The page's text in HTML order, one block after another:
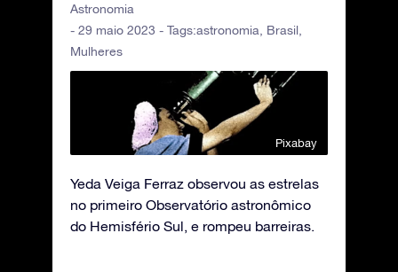
Astronomia
- 29 maio 2023 - Tags:astronomia Brasil
Mulheres
Pixabay
Yeda Veiga Ferraz observou as estrelas
no primeiro Observatório astronômico
do Hemisfério Sul, e rompeu barreiras.